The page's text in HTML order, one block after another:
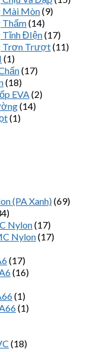
Mài Mòn(9)
Thấm(14)
Tĩnh ĐIện(17)
Trơn Trượt(11)
(1)
(17)
(18)
EVA(2)
(14)
(1)
(PA Xanh)(69)
Nylon(17)
Nylon(17)
(17)
(16)
(1)
(1)
(18)